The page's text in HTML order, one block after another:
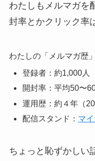
わたしもメルマガを
封率とかクリック率
わたしの「メルマガ歴
登録者：約1,000人
開封率：平均50〜
運用歴：約４年（
配信スタンド： マ
ちょっと恥ずかしい